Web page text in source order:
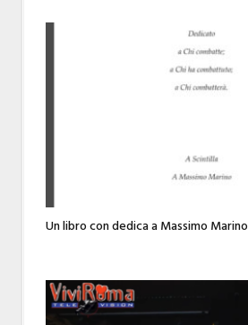
Un libro con dedica a Massimo Marino